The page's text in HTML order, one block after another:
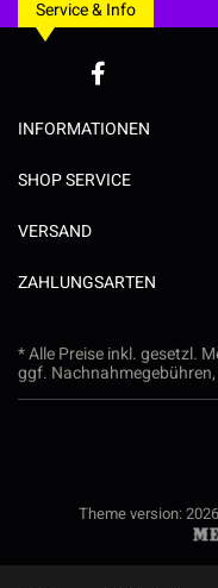
Service & Info
INFORMATIONEN
SHOP SERVICE
VERSAND
ZAHLUNGSARTEN
* Alle Preise inkl. gesetzl.
ggf.
Theme version: